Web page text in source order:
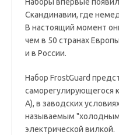
Скандинавии, где
В настоящий момент
чем в 50 странах
и в России.
Набор FrostGuard
саморегулирующегося
A), в заводских
называемым
электрической вилкой.